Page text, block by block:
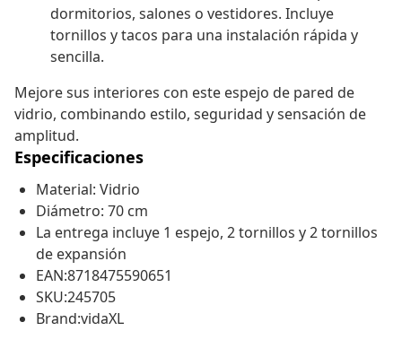
dormitorios, salones o vestidores. Incluye
tornillos y tacos para una instalación rápida y
sencilla.
Mejore sus interiores con este espejo de pared de
vidrio, combinando estilo, seguridad y sensación de
amplitud.
Especificaciones
Material: Vidrio
Diámetro: 70 cm
La entrega incluye 1 espejo, 2 tornillos y 2 tornillos
de expansión
EAN:8718475590651
SKU:245705
Brand:vidaXL